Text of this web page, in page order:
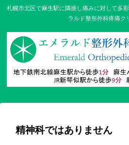
札幌市北区で麻生駅に隣接し痛みに対して多
ラルド整形外科疼痛ク
精神科ではありません